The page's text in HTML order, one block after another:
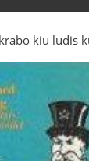
kiu ludis